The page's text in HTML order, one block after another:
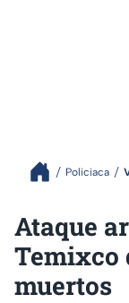
Policiaca
Ataque
Temixco
muertos